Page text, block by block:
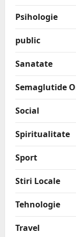
Psihologie
public
Sanatate
Semaglutide
Social
Spiritualitate
Sport
Stiri Locale
Tehnologie
Travel